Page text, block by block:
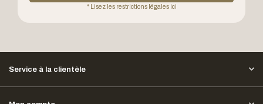
* Lisez les restrictions légales ici
Service à la clientèle